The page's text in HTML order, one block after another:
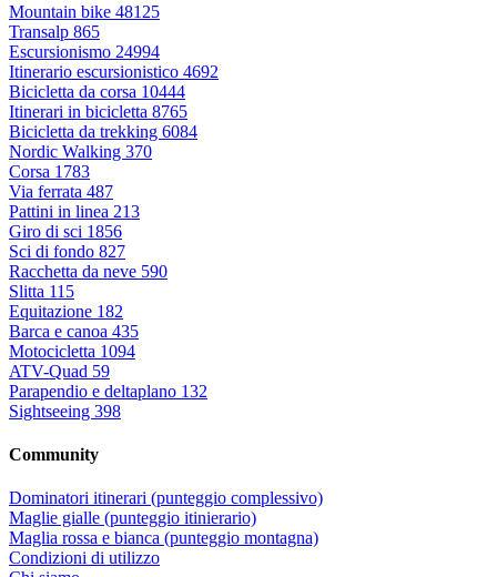
Mountain bike 48125
Transalp 865
Escursionismo 24994
Itinerario escursionistico 4692
Bicicletta da corsa 10444
Itinerari in bicicletta 8765
Bicicletta da trekking 6084
Nordic Walking 370
Corsa 1783
Via ferrata 487
Pattini in linea 213
Giro di sci 1856
Sci di fondo 827
Racchetta da neve 590
Slitta 115
Equitazione 182
Barca e canoa 435
Motocicletta 1094
ATV-Quad 59
Parapendio e deltaplano 132
Sightseeing 398
Community
Dominatori itinerari (punteggio complessivo)
Maglie gialle (punteggio itinierario)
Maglia rossa e bianca (punteggio montagna)
Condizioni di utilizzo